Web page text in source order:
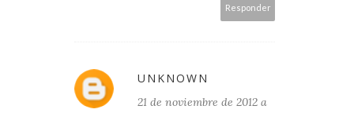
Responder
UNKNOWN
21 de noviembre de 2012 a